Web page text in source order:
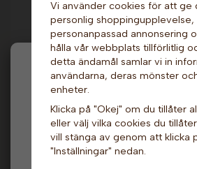
Hej och välkommen till
Hos oss får alla handla men välj
moms) eller företag (exkl. moms)
ska visas.
Privat
Sockervaddsmaskin -
X-15A Whirlwind.
Gold Medal
42 899 kr
Info & Köp
Andra köpte även
Vi använder cookies för att ge
personlig shoppingupplevelse,
personanpassad annonsering
hålla vår webbplats tillförlitlig
detta ändamål samlar vi in
användarna, deras mönster
enheter.
Klicka på "Okej" om du tillåter
eller välj vilka cookies du
vill stänga av genom att klicka
"Inställningar" nedan.